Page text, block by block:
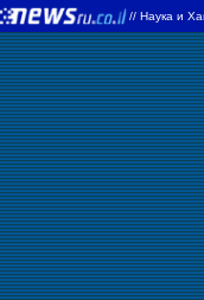
// Наука и